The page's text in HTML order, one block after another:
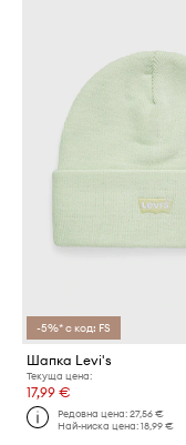
-5%* с код: FS
Шапка Levi's
Текуща цена:
17,99 €
Редовна цена:27,56 €
Най-ниска цена:18,99 €